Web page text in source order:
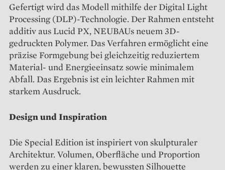
Gefertigt wird das Modell mithilfe der Digital Light
Processing (DLP)-Technologie. Der Rahmen entsteht
additiv aus Lucid PX, NEUBAUs neuem 3D-
gedruckten Polymer. Das Verfahren ermöglicht eine
präzise Formgebung bei gleichzeitig reduziertem
Material- und Energieeinsatz sowie minimalem
Abfall. Das Ergebnis ist ein leichter Rahmen mit
starkem Ausdruck.
Design und Inspiration
Die Special Edition ist inspiriert von skulpturaler
Architektur. Volumen, Oberfläche und Proportion
werden zu einer klaren, bewussten Silhouette